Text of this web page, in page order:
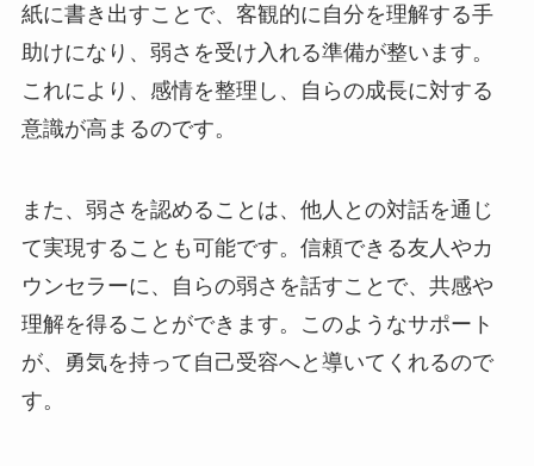
紙に書き出すことで、客観的に自分を理解する手
助けになり、弱さを受け入れる準備が整います。
これにより、感情を整理し、自らの成長に対する
意識が高まるのです。
また、弱さを認めることは、他人との対話を通じ
て実現することも可能です。信頼できる友人やカ
ウンセラーに、自らの弱さを話すことで、共感や
理解を得ることができます。このようなサポート
が、勇気を持って自己受容へと導いてくれるので
す。